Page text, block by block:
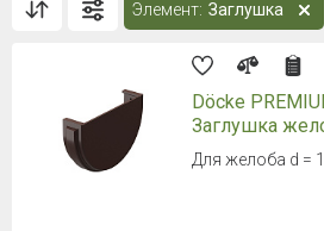
Элемент: Заглушка
Döcke
Заглушка
Для желоба d =